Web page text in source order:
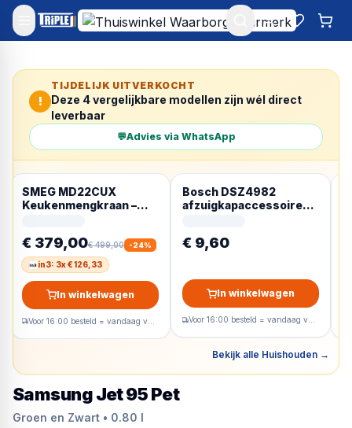
Mijn account
!
TIJDELIJK UITVERKOCHT
Deze 4vergelijkbare modellen zijn wél direct
leverbaar
💬Advies via WhatsApp
SMEG MD22CUX
Keukenmengkraan –
PVD
€ 379,00€ 499,00 -24%
in3: 3x € 126,33
In winkelwagen
Bosch DSZ4982
afzuigkapaccessoire
€ 9,60
In winkelwagen
Bekijk alle Huishouden →
Samsung Jet 95 Pet
Groen en Zwart • 0.80 l